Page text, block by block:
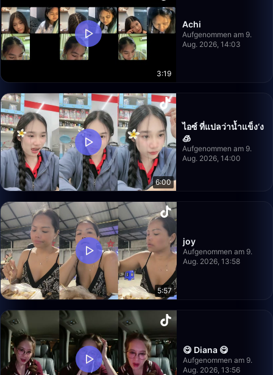
3:19
Achi
Aufgenommen am 9.
Aug. 2026, 14:03
6:00
ไอซ์ ที่แปลว่าน้ำแข็ง‘ง
🧊
Aufgenommen am 9.
Aug. 2026, 14:00
5:57
joy
Aufgenommen am 9.
Aug. 2026, 13:58
😋 Diana 😋
Aufgenommen am 9.
Aug. 2026, 13:56